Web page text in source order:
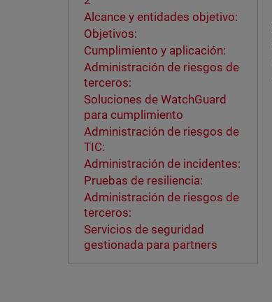
Alcance y entidades objetivo:
Objetivos:
Cumplimiento y aplicación:
Administración de riesgos de
terceros:
Soluciones de WatchGuard
para cumplimiento
Administración de riesgos de
TIC:
Administración de incidentes:
Pruebas de resiliencia:
Administración de riesgos de
terceros:
Servicios de seguridad
gestionada para partners